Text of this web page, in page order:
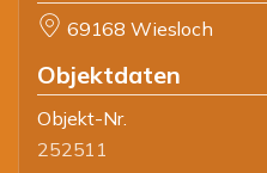
69168 Wiesloch
Objektdaten
Objekt-Nr.
252511